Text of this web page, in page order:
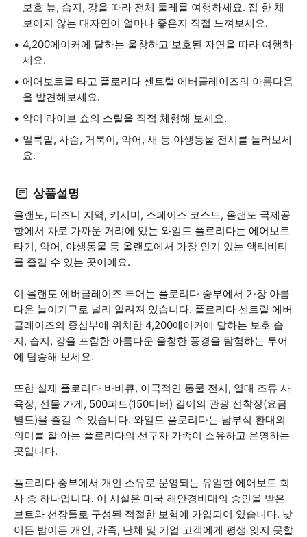
보호 늪, 습지, 강을 따라 전체 둘레를 여행하세요. 집 한 채
보이지 않는 대자연이 얼마나 좋은지 직접 느껴보세요.
4,200에이커에 달하는 울창하고 보호된 자연을 따라 여행하
세요.
에어보트를 타고 플로리다 센트럴 에버글레이즈의 아름다움
을 발견해보세요.
악어 라이브 쇼의 스릴을 직접 체험해 보세요.
얼룩말, 사슴, 거북이, 악어, 새 등 야생동물 전시를 둘러보세
요.
상품설명
올랜도, 디즈니 지역, 키시미, 스페이스 코스트, 올랜도 국제공
항에서 차로 가까운 거리에 있는 와일드 플로리다는 에어보트
타기, 악어, 야생동물 등 올랜도에서 가장 인기 있는 액티비티
를 즐길 수 있는 곳이에요.
이 올랜도 에버글레이즈 투어는 플로리다 중부에서 가장 아름
다운 놀이기구로 널리 알려져 있습니다. 플로리다 센트럴 에버
글레이즈의 중심부에 위치한 4,200에이커에 달하는 보호 습
지, 습지, 강을 포함한 아름다운 울창한 풍경을 탐험하는 투어
에 탑승해 보세요.
또한 실제 플로리다 바비큐, 이국적인 동물 전시, 열대 조류 사
육장, 선물 가게, 500피트(150미터) 길이의 관광 선착장(요금
별도)을 즐길 수 있습니다. 와일드 플로리다는 남부식 환대의
의미를 잘 아는 플로리다의 선구자 가족이 소유하고 운영하는
곳입니다.
플로리다 중부에서 개인 소유로 운영되는 유일한 에어보트 회
사 중 하나입니다. 이 시설은 미국 해안경비대의 승인을 받은
보트와 선장들로 구성된 적절한 보험에 가입되어 있습니다. 낮
이든 밤이든 개인, 가족, 단체 및 기업 고객에게 평생 잊지 못할